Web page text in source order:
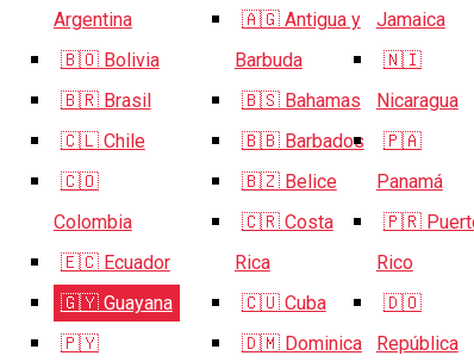
Argentina
🇧🇴 Bolivia
🇧🇷 Brasil
🇨🇱 Chile
🇨🇴
Colombia
🇪🇨 Ecuador
🇬🇾 Guayana
🇵🇾
🇦🇬 Antigua y
Barbuda
🇧🇸 Bahamas
🇧🇧 Barbados
🇧🇿 Belice
🇨🇷 Costa
Rica
🇨🇺 Cuba
🇩🇲 Dominica
Jamaica
🇳🇮
Nicaragua
🇵🇦
Panamá
🇵🇷
Rico
🇩🇴
República